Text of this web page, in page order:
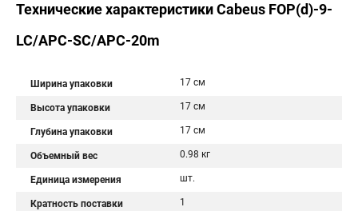
Технические характеристики Cabeus FOP(d)-9-
LC/APC-SC/APC-20m
Ширина упаковки 17 см
Высота упаковки 17 см
Глубина упаковки 17 см
Объемный вес 0.98 кг
Единица измерения шт.
Кратность поставки 1